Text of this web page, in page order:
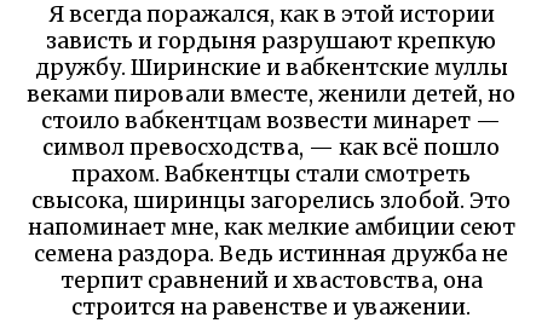
Я всегда поражался, как в этой истории
зависть и гордыня разрушают крепкую
дружбу. Ширинские и вабкентские муллы
веками пировали вместе, женили детей, но
стоило вабкентцам возвести минарет —
символ превосходства, — как всё пошло
прахом. Вабкентцы стали смотреть
свысока, ширинцы загорелись злобой. Это
напоминает мне, как мелкие амбиции сеют
семена раздора. Ведь истинная дружба не
терпит сравнений и хвастовства, она
строится на равенстве и уважении.